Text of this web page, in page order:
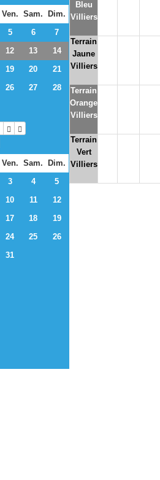
Ven. Sam.
Dim.
5 6
7
12 13
14
19 20
21
26 27
28
Ven. Sam.
Dim.
3 4
5
10 11
12
17 18
19
24 25
26
31
Bleu
Villiers
Terrain
Jaune
Villiers
Terrain
Orange
Villiers
Terrain
Vert
Villiers